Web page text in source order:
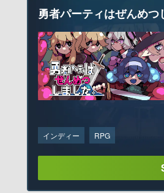
勇者パーティはぜんめつ
インディー RPG